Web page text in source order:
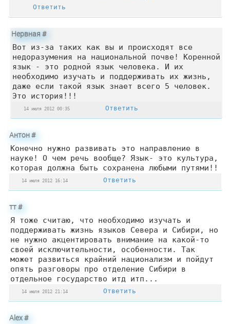
Ответить
Нервная#
Вот из-за таких как вы и происходят все
недоразумения на национальной почве! Коренной
язык - это родной язык человека. И их
необходимо изучать и поддерживать их жизнь,
даже если такой язык знает всего 5 человек.
Это история!!!
14 июля 2012 00:35 Ответить
Антон#
Конечно нужно развивать это направление в
науке! О чем речь вообще? Язык- это культура,
которая должна быть сохранена любыми путями!!
14 июля 2012 16:14 Ответить
тт#
Я тоже считаю, что необходимо изучать и
поддерживать жизнь языков Севера и Сибири, но
не нужно акцентировать внимание на какой-то
своей исключительности, особенности. Так
может развиться крайний национализм и пойдут
опять разговоры про отделение Сибири в
отдельное государство итд итп...
14 июля 2012 21:14 Ответить
Alex#